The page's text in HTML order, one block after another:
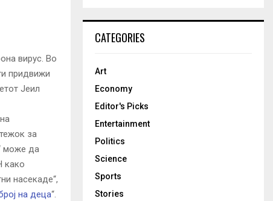
вирус. Во
придвижи
Јеил
за
може да
како
насекаде“,
на деца“.
CATEGORIES
Art
Economy
Editor's Picks
Entertainment
Politics
Science
Sports
Stories